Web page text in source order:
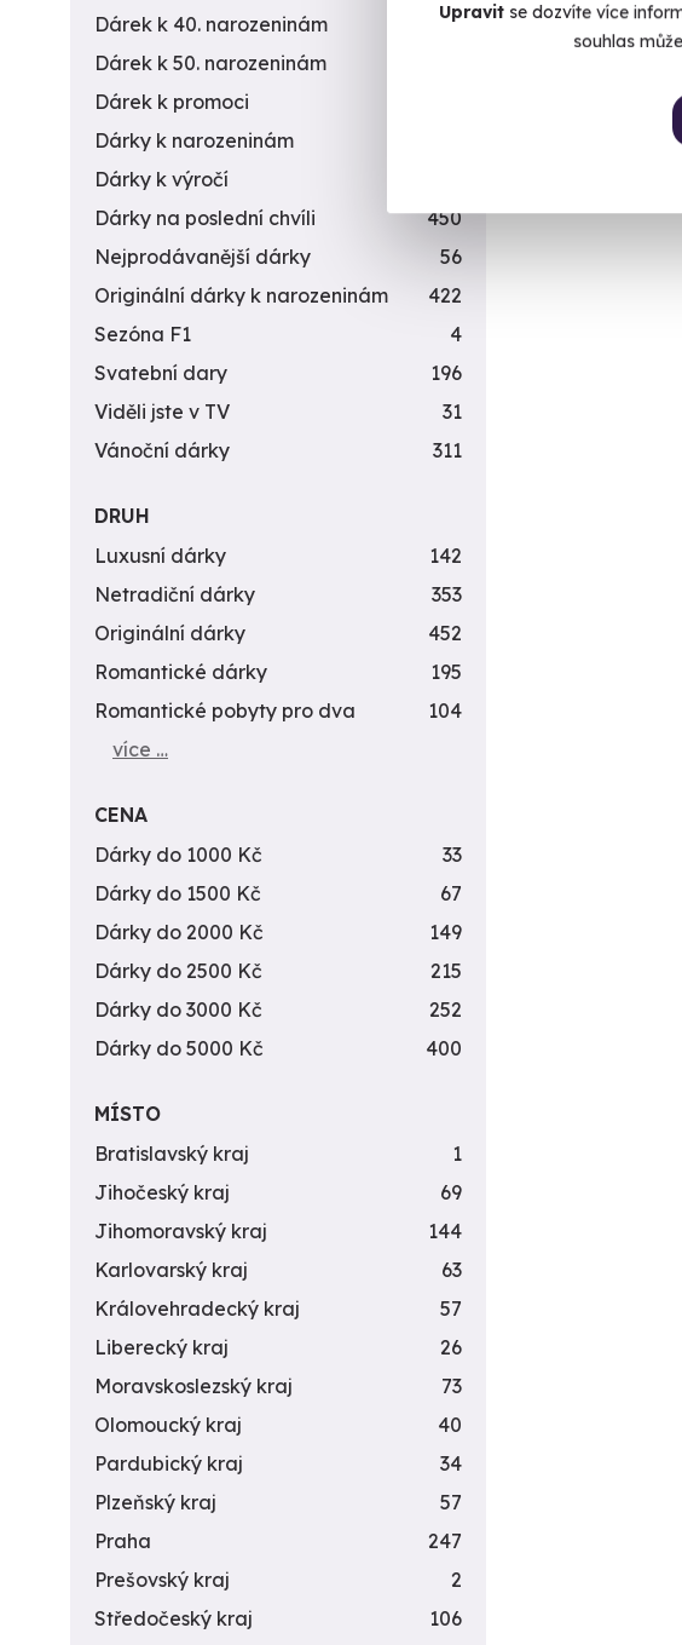
Upravitse dozvíte více
souhlas
Dárek k 40. narozeninám
453
Dárek k 50. narozeninám
Dárek k promoci
Dárky k narozeninám
Dárky k výročí
Dárky na poslední chvíli
450
Nejprodávanější dárky
56
Originální dárky k narozeninám
422
Sezóna F1
4
Svatební dary
196
Viděli jste v TV
31
Vánoční dárky
311
DRUH
Luxusní dárky
142
Netradiční dárky
353
Originální dárky
452
Romantické dárky
195
Romantické pobyty pro dva
104
více …
CENA
Dárky do 1000 Kč
33
Dárky do 1500 Kč
67
Dárky do 2000 Kč
149
Dárky do 2500 Kč
215
Dárky do 3000 Kč
252
Dárky do 5000 Kč
400
MÍSTO
Bratislavský kraj
1
Jihočeský kraj
69
Jihomoravský kraj
144
Karlovarský kraj
63
Královehradecký kraj
57
Liberecký kraj
26
Moravskoslezský kraj
73
Olomoucký kraj
40
Pardubický kraj
34
Plzeňský kraj
57
Praha
247
Prešovský kraj
2
Středočeský kraj
106